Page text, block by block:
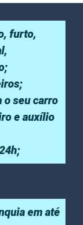
furto,
o seu carro
e auxílio
em até